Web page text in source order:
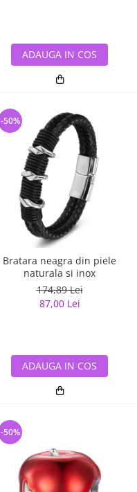
ADAUGA IN COS
Bratara neagra din piele
naturala si inox
174,89 Lei
87,00 Lei
-50%
ADAUGA IN COS
-50%